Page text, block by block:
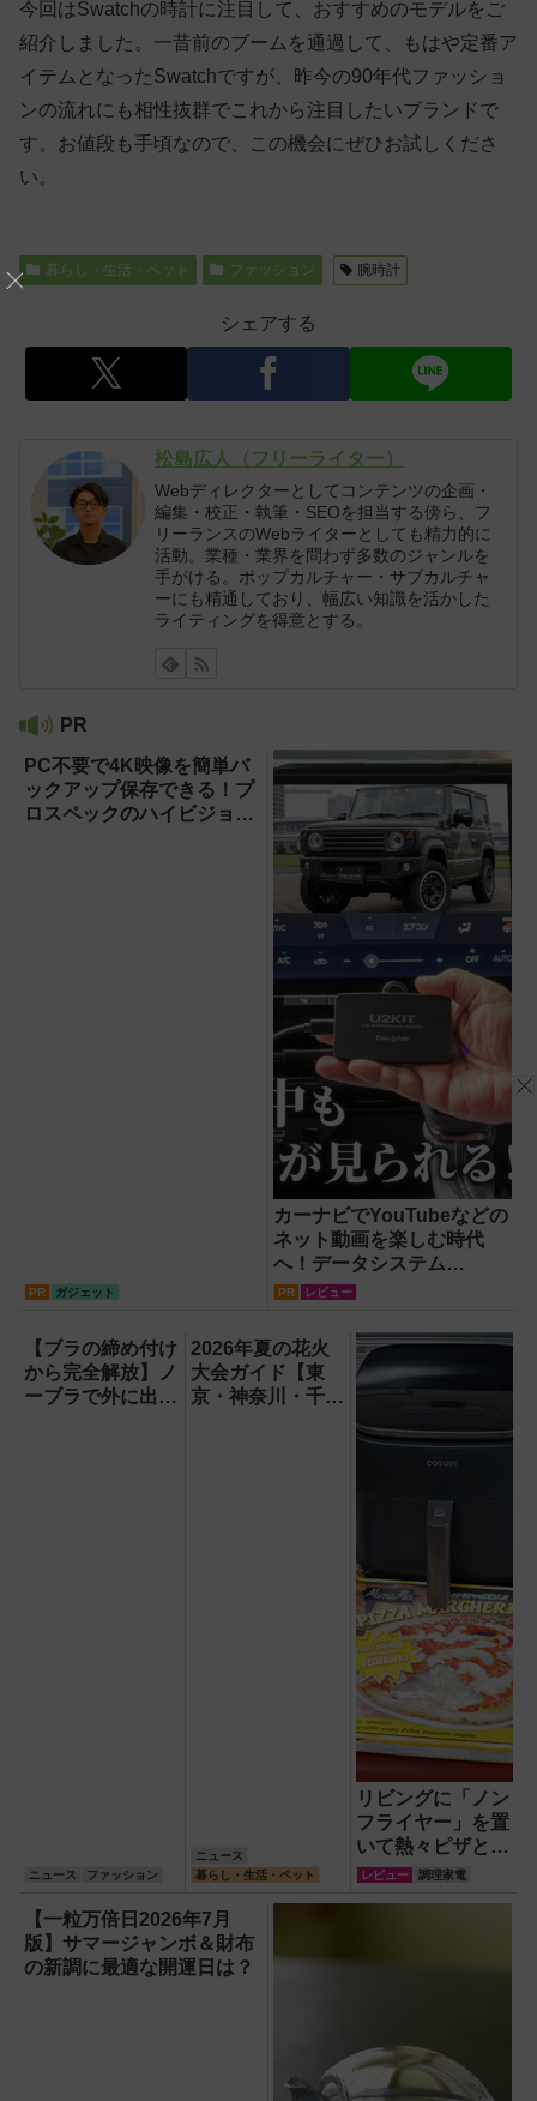
今回はSwatchの時計に注目して、おすすめのモデルをご
紹介しました。一昔前のブームを通過して、もはや定番ア
イテムとなったSwatchですが、昨今の90年代ファッショ
ンの流れにも相性抜群でこれから注目したいブランドで
す。お値段も手頃なので、この機会にぜひお試しくださ
い。
暮らし・生活・ペット ファッション 腕時計
シェアする
松島広人（フリーライター）
Webディレクターとしてコンテンツの企画・
編集・校正・執筆・SEOを担当する傍ら、フ
リーランスのWebライターとしても精力的に
活動。業種・業界を問わず多数のジャンルを
手がける。ポップカルチャー・サブカルチャ
ーにも精通しており、幅広い知識を活かした
ライティングを得意とする。
PR
PC不要で4K映像を簡単バ
ックアップ保存できる！プ
ロスペックのハイビジョン
PR ガジェット
カーナビでYouTubeなどの
ネット動画を楽しむ時代
へ！データシステム
『U2KIT』がドライブを変
PR レビュー
【ブラの締め付け
から完全解放】ノ
ーブラで外に出ら
ニュース ファッション
2026年夏の花火
大会ガイド【東
京・神奈川・千
ニュース
暮らし・生活・ペット
リビングに「ノン
フライヤー」を置
いて熱々ピザとフ
ィッシュ＆チップ
ス三昧！
レビュー 調理家電
【一粒万倍日2026年7月
版】サマージャンボ＆財布
の新調に最適な開運日は？